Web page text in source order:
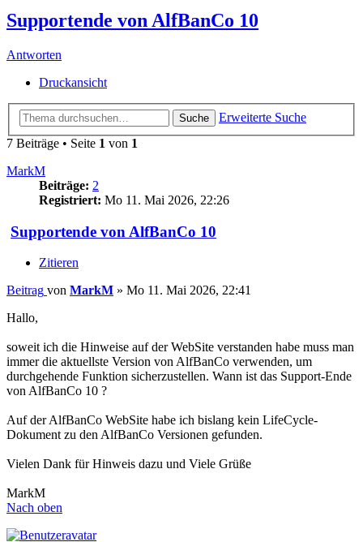
Supportende von AlfBanCo 10
Antworten
Druckansicht
Suche
Erweiterte Suche
7 Beiträge • Seite 1 von 1
MarkM
Beiträge: 2
Registriert: Mo 11. Mai 2026, 22:26
Supportende von AlfBanCo 10
Zitieren
Beitrag von MarkM » Mo 11. Mai 2026, 22:41
Hallo,
soweit ich die Hinweise auf der WebSite verstanden habe muss man
immer die aktuellste Version von AlfBanCo verwenden, um
durchgehende Funktion sicherzustellen. Wann ist das Support-Ende
von AlfBanCo 10 ?
Auf der AlfBanCo WebSite habe ich bislang kein LifeCycle-
Dokument zu den AlfBanCo Versionen gefunden.
Vielen Dank für Hinweis dazu und Viele Grüße
MarkM
Nach oben